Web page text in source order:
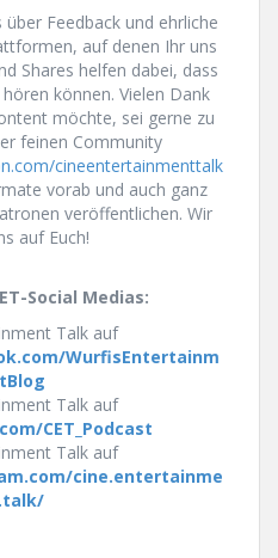
Feedback und ehrliche
auf denen Ihr uns
Shares helfen dabei, dass
können. Vielen Dank
möchte, sei gerne zu
feinen Community
cineentertainmenttalk
vorab und auch ganz
veröffentlichen. Wir
auf Euch!
Social Medias:
Talk auf
WurfisEntertainm
Talk auf
CET_Podcast
Talk auf
cine.entertainme